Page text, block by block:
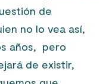
de
no lo vea así,
años, pero
de existir,